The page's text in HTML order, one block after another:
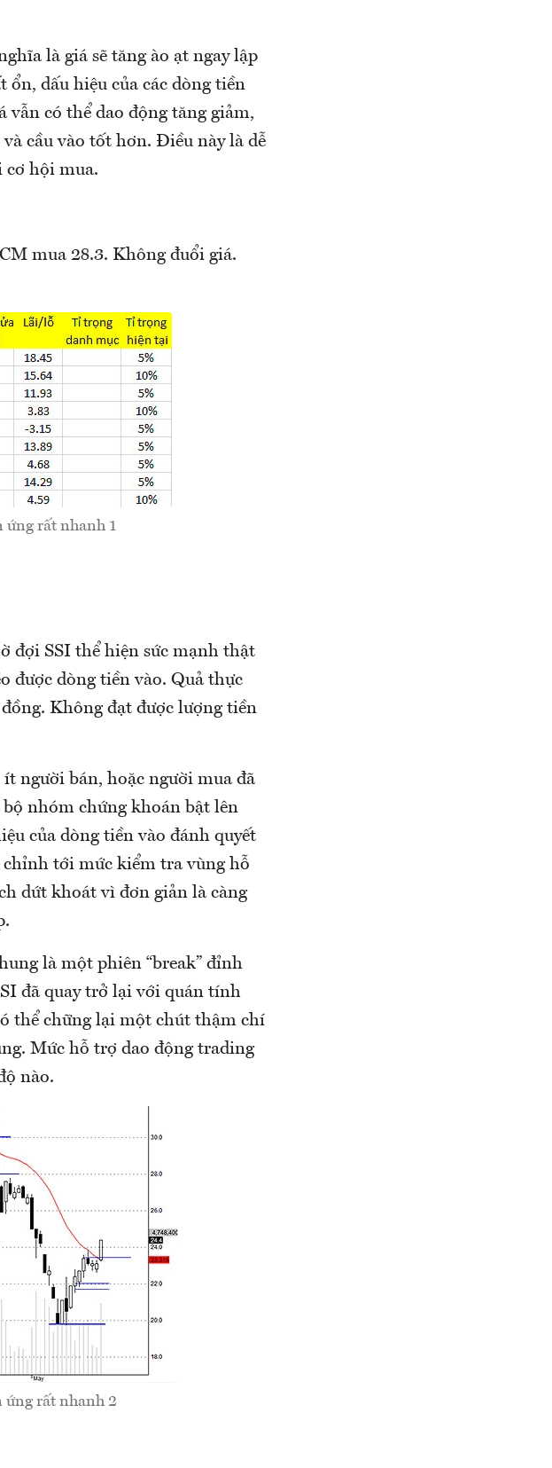
là giá sẽ tăng ào ạt ngay lập
dấu hiệu của các dòng tiền
có thể dao động tăng giảm,
cầu vào tốt hơn. Điều này là dễ
cơ hội mua.
mua 28.3. Không đuổi giá.
ứng rất nhanh 1
đợi SSI thể hiện sức mạnh thật
được dòng tiền vào. Quả thực
Không đạt được lượng tiền
ít người bán, hoặc người mua đã
nhóm chứng khoán bật lên
của dòng tiền vào đánh quyết
tới mức kiểm tra vùng hỗ
dứt khoát vì đơn giản là càng
là một phiên “break” đỉnh
đã quay trở lại với quán tính
thể chững lại một chút thậm chí
Mức hỗ trợ dao động trading
nào.
ứng rất nhanh 2